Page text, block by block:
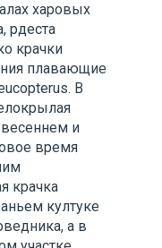
харовых
рдеста
крачки
плавающие
В
и
время
крачка
култуке
а в